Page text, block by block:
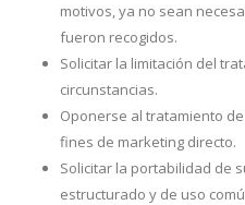
motivos, ya no sean
fueron recogidos.
Solicitar la limitación del
circunstancias.
Oponerse al tratamiento
fines de marketing directo.
Solicitar la portabilidad de
estructurado y de uso